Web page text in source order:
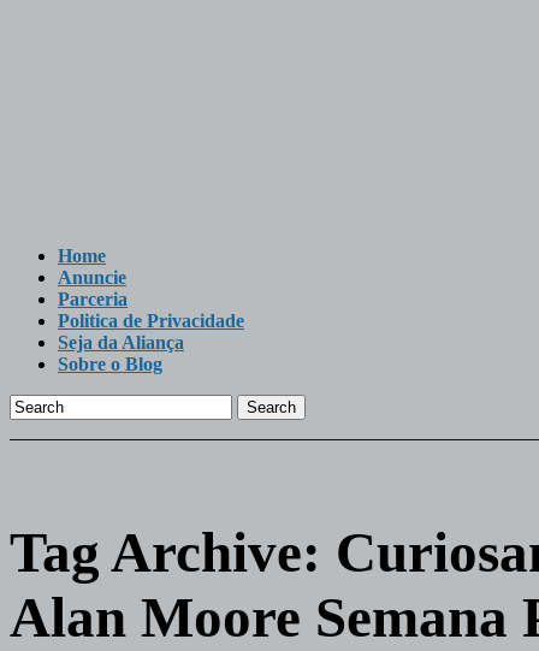
Home
Anuncie
Parceria
Politica de Privacidade
Seja da Aliança
Sobre o Blog
Search
Tag Archive:
Alan Moore Semana